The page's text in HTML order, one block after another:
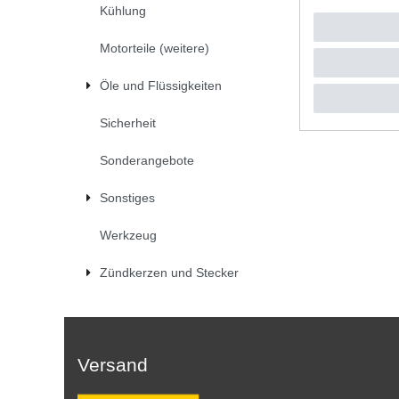
Kühlung
Motorteile (weitere)
Öle und Flüssigkeiten
Sicherheit
Sonderangebote
Sonstiges
Werkzeug
Zündkerzen und Stecker
UVP
*inkl.
Versand